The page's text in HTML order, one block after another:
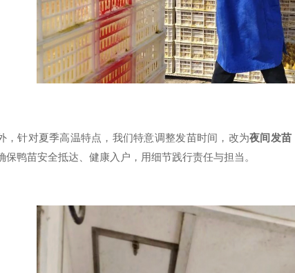
针对夏季高温特点，我们特意调整发苗时间，改为夜间发苗
保鸭苗安全抵达、健康入户，用细节践行责任与担当。